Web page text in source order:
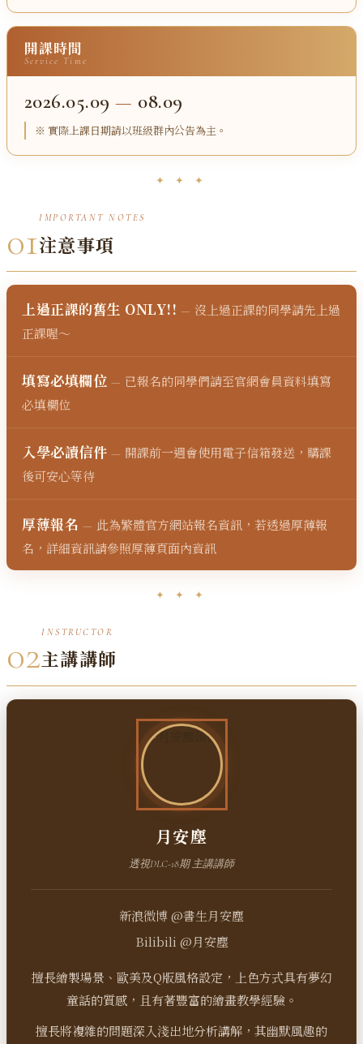
開課時間
Service Time
2026.05.09— 08.09
※ 實際上課日期請以班級群內公告為主。
✦ ✦ ✦
01
IMPORTANT NOTES
注意事項
上過正課的舊生 ONLY!! — 沒上過正課的同學請先上過
正課喔～
填寫必填欄位 — 已報名的同學們請至官網會員資料填寫
必填欄位
入學必讀信件 — 開課前一週會使用電子信箱發送，購課
後可安心等待
厚薄報名 — 此為繁體官方網站報名資訊，若透過厚薄報
名，詳細資訊請參照厚薄頁面內資訊
✦ ✦ ✦
02
INSTRUCTOR
主講講師
月安塵
透視DLC-18期 主講講師
新浪微博 @書生月安塵
Bilibili @月安塵
擅長繪製場景、歐美及Q版風格設定，上色方式具有夢幻
童話的質感，且有著豐富的繪畫教學經驗。
擅長將複雜的問題深入淺出地分析講解，其幽默風趣的